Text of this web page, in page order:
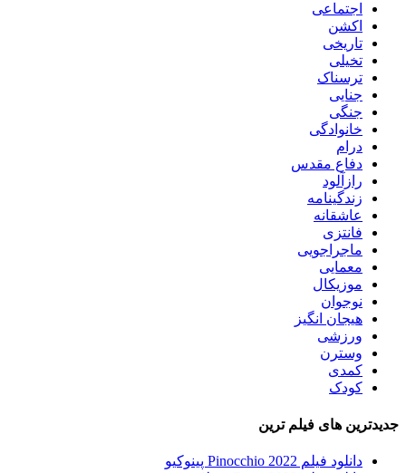
اجتماعی
اکشن
تاریخی
تخیلی
ترسناک
جنایی
جنگی
خانوادگی
درام
دفاع مقدس
رازآلود
زندگینامه
عاشقانه
فانتزی
ماجراجویی
معمایی
موزیکال
نوجوان
هیجان انگیز
ورزشی
وسترن
کمدی
کودک
جدیدترین های فیلم ترین
دانلود فیلم Pinocchio 2022 پینوکیو